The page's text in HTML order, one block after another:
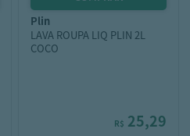
plin
LAVA ROUPA LIQ PLIN 2L
COCO
R$ 25,29